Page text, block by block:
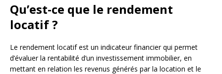
Qu’est-ce que le rendement
locatif ?
Le rendement locatif est un indicateur financier qui permet
d’évaluer la rentabilité d’un investissement immobilier, en
mettant en relation les revenus générés par la location et le